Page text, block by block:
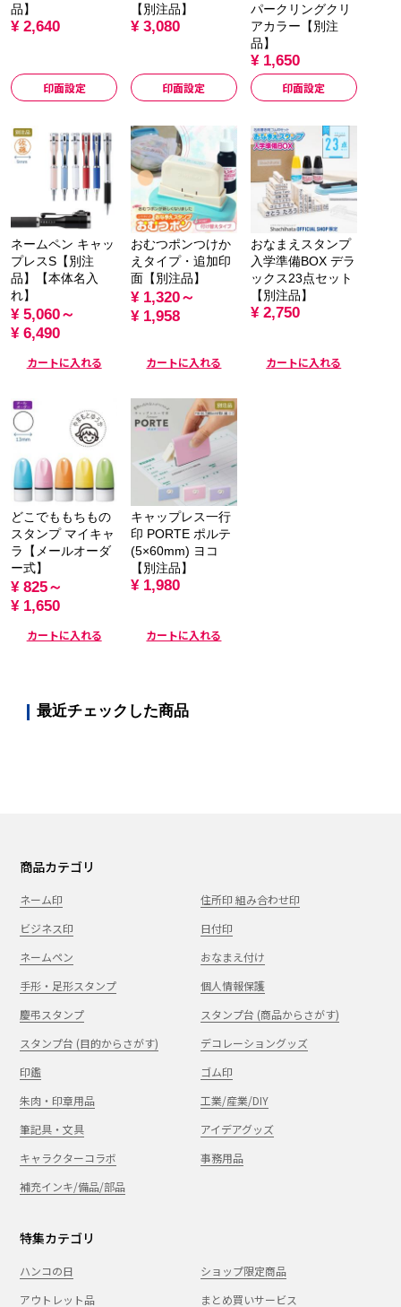
品】
¥ 2,640
印面設定
【別注品】
¥ 3,080
印面設定
パークリングクリ
アカラー【別注
品】
¥ 1,650
印面設定
ネームペン キャッ
プレスS【別注
品】【本体名入
れ】
¥ 5,060～
¥ 6,490
カートに入れる
おむつポンつけか
えタイプ・追加印
面【別注品】
¥ 1,320～
¥ 1,958
カートに入れる
おなまえスタンプ
入学準備BOX デラ
ックス23点セット
【別注品】
¥ 2,750
カートに入れる
どこでももちもの
スタンプ マイキャ
ラ【メールオーダ
ー式】
¥ 825～
¥ 1,650
カートに入れる
キャップレス一行
印 PORTE ポルテ
(5×60mm) ヨコ
【別注品】
¥ 1,980
カートに入れる
最近チェックした商品
商品カテゴリ
ネーム印
住所印 組み合わせ印
ビジネス印
日付印
ネームペン
おなまえ付け
手形・足形スタンプ
個人情報保護
慶弔スタンプ
スタンプ台 (商品からさがす)
スタンプ台 (目的からさがす)
デコレーショングッズ
印鑑
ゴム印
朱肉・印章用品
工業/産業/DIY
筆記具・文具
アイデアグッズ
キャラクターコラボ
事務用品
補充インキ/備品/部品
特集カテゴリ
ハンコの日
ショップ限定商品
アウトレット品
まとめ買いサービス